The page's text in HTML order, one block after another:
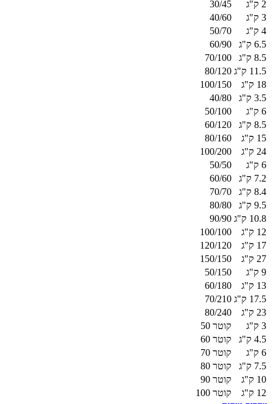
2 ק"ג
30/45
3 ק"ג
40/60
4 ק"ג
50/70
6.5 ק"ג
60/90
8.5 ק"ג
70/100
11.5 ק"ג
80/120
18 ק"ג
100/150
3.5 ק"ג
40/80
6 ק"ג
50/100
8.5 ק"ג
60/120
15 ק"ג
80/160
24 ק"ג
100/200
6 ק"ג
50/50
7.2 ק"ג
60/60
8.4 ק"ג
70/70
9.5 ק"ג
80/80
10.8 ק"ג
90/90
12 ק"ג
100/100
17 ק"ג
120/120
27 ק"ג
150/150
9 ק"ג
50/150
13 ק"ג
60/180
17.5 ק"ג
70/210
23 ק"ג
80/240
3 ק"ג
קוטר 50
4.5 ק"ג
קוטר 60
6 ק"ג
קוטר 70
7.5 ק"ג
קוטר 80
10 ק"ג
קוטר 90
12 ק"ג
קוטר 100